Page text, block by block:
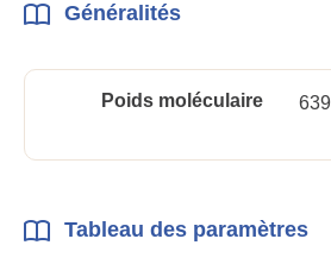
Généralités
Poids moléculaire
Tableau des paramètres